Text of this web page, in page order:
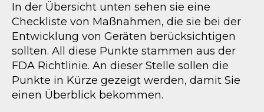
In der Übersicht unten sehen sie eine
Checkliste von Maßnahmen, die sie bei der
Entwicklung von Geräten berücksichtigen
sollten. All diese Punkte stammen aus der
FDA Richtlinie. An dieser Stelle sollen die
Punkte in Kürze gezeigt werden, damit Sie
einen Überblick bekommen.